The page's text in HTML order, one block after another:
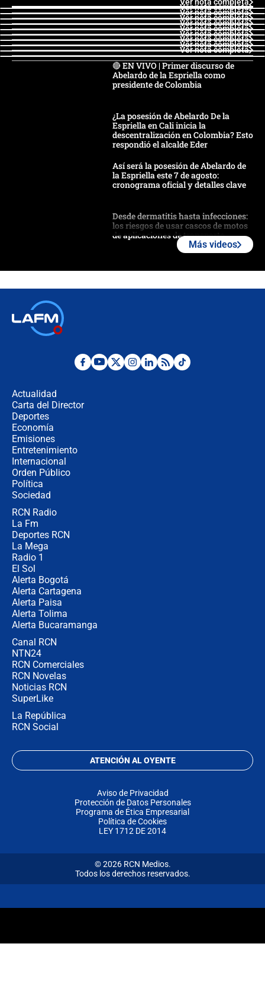
Ver nota completa
Ver nota completa
Ver nota completa
Ver nota completa
Ver nota completa
Ver nota completa
Ver nota completa
Ver nota completa
Ver nota completa
Ver nota completa
🔴 EN VIVO | Primer discurso de
Abelardo de la Espriella como
presidente de Colombia
¿La posesión de Abelardo De la
Espriella en Cali inicia la
descentralización en Colombia? Esto
respondió el alcalde Eder
Así será la posesión de Abelardo de
la Espriella este 7 de agosto:
cronograma oficial y detalles clave
Desde dermatitis hasta infecciones:
los riesgos de usar cascos de motos
de aplicaciones de transporte
Posesión de Abelardo De La Espriella
Más videos
Actualidad
Carta del Director
Deportes
Economía
Emisiones
Entretenimiento
Internacional
Orden Público
Política
Sociedad
RCN Radio
La Fm
Deportes RCN
La Mega
Radio 1
El Sol
Alerta Bogotá
Alerta Cartagena
Alerta Paisa
Alerta Tolima
Alerta Bucaramanga
Canal RCN
NTN24
RCN Comerciales
RCN Novelas
Noticias RCN
SuperLike
La República
RCN Social
ATENCIÓN AL OYENTE
Aviso de Privacidad
Protección de Datos Personales
Programa de Ética Empresarial
Política de Cookies
LEY 1712 DE 2014
© 2026 RCN Medios.
Todos los derechos reservados.